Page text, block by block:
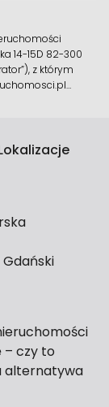
14-15D 82-300
z którym
– czy to
alternatywa